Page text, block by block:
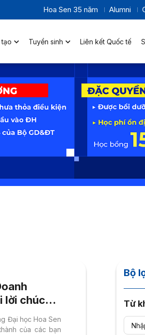
Hoa Sen 35 năm Alumni
Tuyển sinh Liên kết Quốc tế
lời chúc
Tân
Đại học Hoa Sen
của các bạn
Bộ
Từ